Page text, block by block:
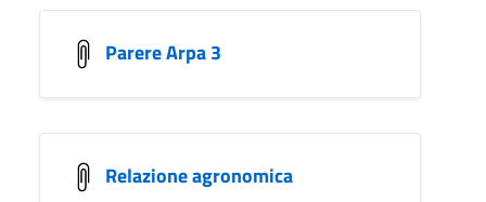
Parere Arpa 3
Relazione agronomica